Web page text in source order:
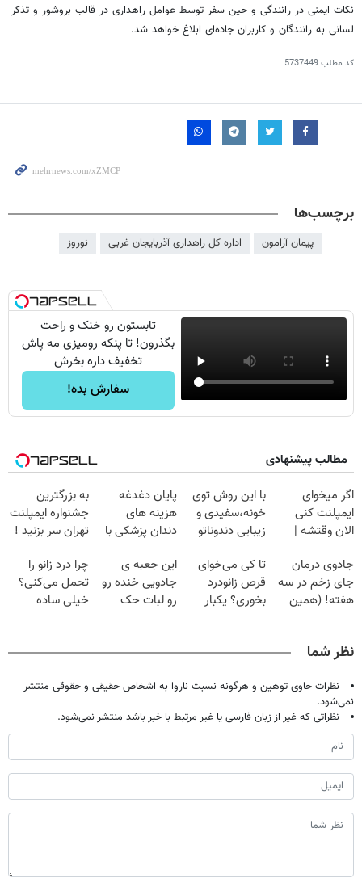
نکات ایمنی در رانندگی و حین سفر توسط عوامل راهداری در قالب بروشور و تذکر
لسانی به رانندگان و کاربران جاده‌ای ابلاغ خواهد شد.
کد مطلب5737449
برچسب‌ها
پیمان آرامون اداره کل راهداری آذربایجان غربی نوروز
تابستون رو خنک و راحت
بگذرون! تا پنکه رومیزی مه پاش
تخفیف داره بخرش
سفارش بده!
مطالب پیشنهادی
اگر میخوای
ایمپلنت کنی
الان وقتشه |
میلیون تومان!!!
با این روش توی
خونه،سفیدی و
زیبایی دندوناتو
(40%off)
پایان دغدغه
هزینه های
دندان پزشکی با
خانگی
به بزرگترین
جشنواره ایمپلنت
تهران سر بزنید !
میلیون !
جادوی درمان
جای زخم در سه
هفته! (همین
تا کی می‌خوای
قرص زانودرد
بخوری؟ یکبار
این جعبه ی
جادویی خنده رو
رو لبات حک
چرا درد زانو را
تحمل می‌کنی؟
خیلی ساده
نظر شما
نظرات حاوی توهین و هرگونه نسبت ناروا به اشخاص حقیقی و حقوقی منتشر
نمی‌شود.
نظراتی که غیر از زبان فارسی یا غیر مرتبط با خبر باشد منتشر نمی‌شود.